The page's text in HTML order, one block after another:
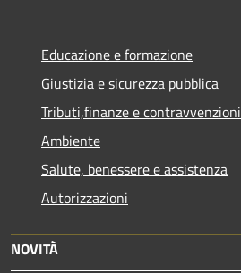
Educazione e formazione
Giustizia e sicurezza pubblica
Tributi,finanze e contravvenzioni
Ambiente
Salute, benessere e assistenza
Autorizzazioni
NOVITÀ